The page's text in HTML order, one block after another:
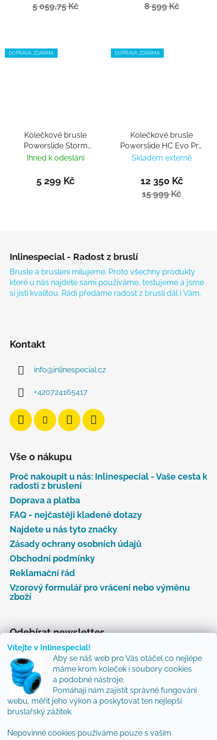
Vítejte v Inlinespecial!
Aby se náš web pro Vás otáčel co nejlépe
máme krom koleček i soubory cookies
a podobné nástroje.
Pomáhají nám zajistit správné fungování
webu, měřit jeho výkon a poskytovat ten nejlepší
bruslařský zážitek.
Nepovinné cookies používáme pouze s vaším
5 059,75 Kč 8 599 Kč
DOPRAVA ZDARMA
Kolečkové brusle
Powerslide Storm
Black 80
Ihned k odeslání
5 299 Kč
DOPRAVA ZDARMA
Kolečkové brusle
Powerslide HC Evo Pro
90 Trinity 21
Skladem externě
12 350 Kč
15 999 Kč
Inlinespecial - Radost z bruslí
Brusle a bruslení milujeme. Proto všechny produkty
které u nás najdete sami používáme, testujeme a jsme
si jisti kvalitou. Rádi předáme radost z bruslí dál i Vám.
Kontakt
info@inlinespecial.cz
+420724165417
Vše o nákupu
Proč nakoupit u nás: Inlinespecial - Vaše cesta k
radosti z bruslení
Doprava a platba
FAQ - nejčastěji kladené dotazy
Najdete u nás tyto značky
Zásady ochrany osobních údajů
Obchodní podmínky
Reklamační řád
Vzorový formulář pro vrácení nebo výměnu
zboží
Odebírat newsletter
Vložte svůj e-mail a my vám budeme zasílat informace
o nových produktech na našem e-shopu.
Přidejte se k nám a my Vám budeme zasílat ty nejlepší
novinky a tipy.
E-mail
Vložením e-mailu souhlasíte spodmínkami